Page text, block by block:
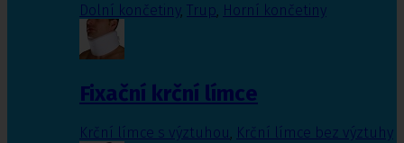
Dolní končetiny, Trup, Horní končetiny
Fixační krční límce
Krční límce s výztuhou Krční límce bez výztuhy